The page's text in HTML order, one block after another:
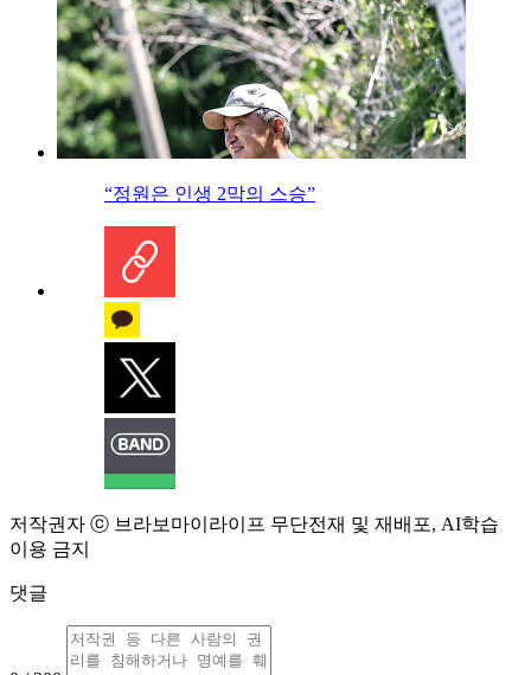
“정원은 인생 2막의 스승”
저작권자 ⓒ 브라보마이라이프 무단전재 및 재배포, AI학습
이용 금지
댓글